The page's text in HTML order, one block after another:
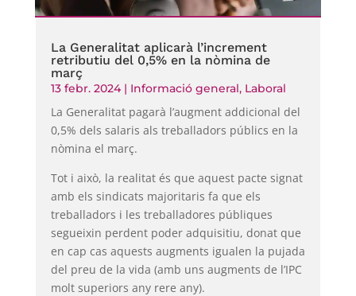
La Generalitat aplicarà l’increment
retributiu del 0,5% en la nòmina de
març
13 febr. 2024| Informació general, Laboral
La Generalitat pagarà l’augment addicional del
0,5% dels salaris als treballadors públics en la
nòmina el març.
Tot i això, la realitat és que aquest pacte signat
amb els sindicats majoritaris fa que els
treballadors i les treballadores públiques
segueixin perdent poder adquisitiu, donat que
en cap cas aquests augments igualen la pujada
del preu de la vida (amb uns augments de l’IPC
molt superiors any rere any).